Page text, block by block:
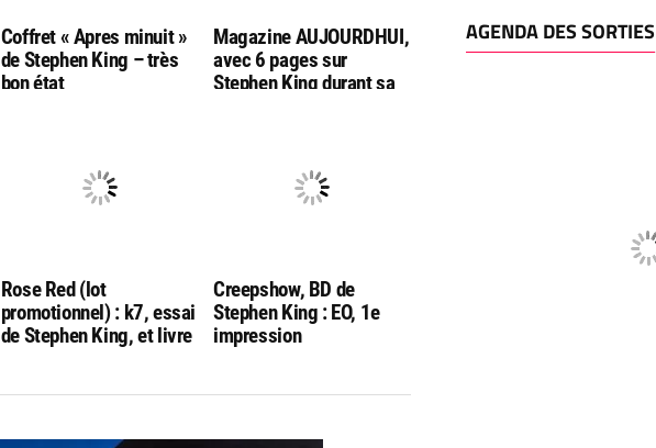
Coffret « Apres minuit »
de Stephen King – très
bon état
Magazine AUJOURDHUI,
avec 6 pages sur
Stephen King durant sa
Rose Red (lot
promotionnel) : k7, essai
de Stephen King, et livre
Creepshow, BD de
Stephen King : EO, 1e
impression
AGENDA DES SORTIES